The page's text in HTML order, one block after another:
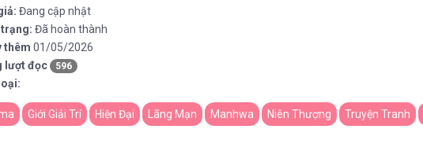
Đang cập nhật
Đã hoàn thành
thêm 01/05/2026
lượt đọc
596
Giới Giải Trí Hiện Đại Lãng Mạn Manhwa Niên Thượng Truyện Tranh